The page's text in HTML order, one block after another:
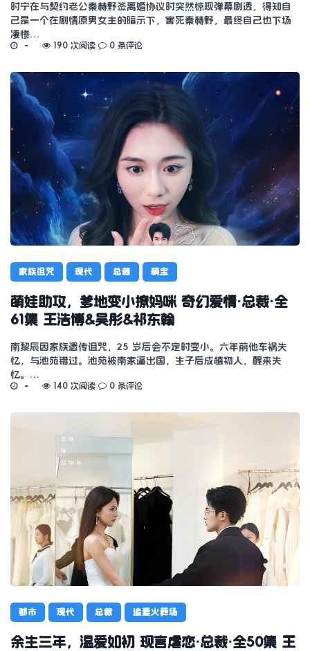
时宁在与契约老公秦赫野签离婚协议时突然惊现弹幕剧透，得知自
己是一个在剧情原男女主的暗示下，害死秦赫野，最终自己也下场
凄惨…
190 次阅读 0 条评论
家族诅咒 现代 总裁 萌宝
萌娃助攻，爹地变小撩妈咪 奇幻爱情·总裁·全
61集 王浩博&吴彤&祁东翰
南黎辰因家族遗传诅咒，25 岁后会不定时变小。六年前他车祸失
忆，与池苑错过。池苑被南家逼出国，生子后成植物人，醒来失
忆。…
140 次阅读 0 条评论
都市 现代 总裁 追妻火葬场
余生三年，温爱如初 现言虐恋·总裁·全50集 王